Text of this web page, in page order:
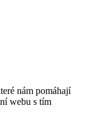
nám pomáhají
webu s tím